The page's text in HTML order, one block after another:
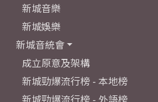
新城音樂
新城娛樂
新城音統會
成立原意及架構
新城勁爆流行榜 - 本地榜
新城勁爆流行榜 - 外語榜